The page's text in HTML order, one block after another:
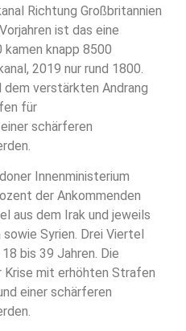
Richtung Großbritannien
ist das eine
knapp 8500
2019 nur rund 1800.
verstärkten Andrang
für
schärferen
Innenministerium
der Ankommenden
aus dem Irak und jeweils
Syrien. Drei Viertel
bis 39 Jahren. Die
Krise mit erhöhten Strafen
einer schärferen